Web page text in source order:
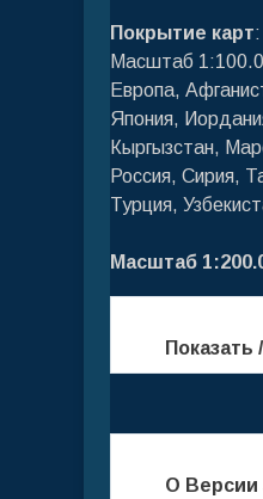
Покрытие карт:
Масштаб
Европа,
Япония,
Кыргызстан,
Россия, Сирия,
Турция,
Масштаб
Показать
О Версии